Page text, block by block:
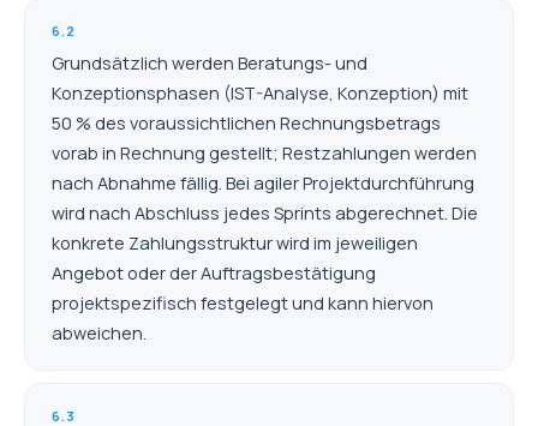
6.2
Grundsätzlich werden Beratungs- und
Konzeptionsphasen (IST-Analyse, Konzeption) mit
50 % des voraussichtlichen Rechnungsbetrags
vorab in Rechnung gestellt; Restzahlungen werden
nach Abnahme fällig. Bei agiler Projektdurchführung
wird nach Abschluss jedes Sprints abgerechnet. Die
konkrete Zahlungsstruktur wird im jeweiligen
Angebot oder der Auftragsbestätigung
projektspezifisch festgelegt und kann hiervon
abweichen.
6.3